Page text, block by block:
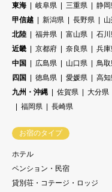
東海
岐阜県 三重県 静岡
甲信越
新潟県 長野県
北陸
福井県 富山県
石川
近畿
京都府 奈良県 兵庫
中国
広島県 山口県 鳥取
四国
徳島県 愛媛県 高知
九州・沖縄
佐賀県 大分県
福岡県
長崎県
お宿のタイプ
ホテル
ペンション・民宿
貸別荘・コテージ・ロッジ